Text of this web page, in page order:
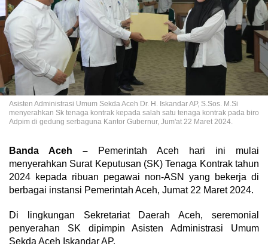
Asisten Administrasi Umum Sekda Aceh Dr. H. Iskandar AP, S.Sos. M.Si
menyerahkan Sk tenaga kontrak kepada salah satu tenaga kontrak pada biro
Adpim di gedung serbaguna Kantor Gubernur, Jum'at 22 Maret 2024.
Banda Aceh – Pemerintah Aceh hari ini mulai
menyerahkan Surat Keputusan (SK) Tenaga Kontrak tahun
2024 kepada ribuan pegawai non-ASN yang bekerja di
berbagai instansi Pemerintah Aceh, Jumat 22 Maret 2024.
Di lingkungan Sekretariat Daerah Aceh, seremonial
penyerahan SK dipimpin Asisten Administrasi Umum
Sekda Aceh Iskandar AP.